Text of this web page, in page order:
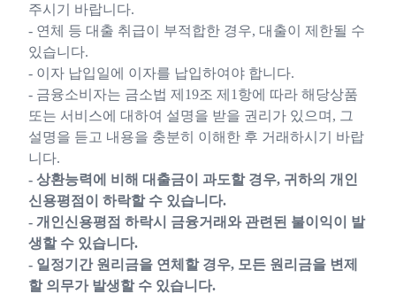
주시기 바랍니다.
- 연체 등 대출 취급이 부적합한 경우, 대출이 제한될 수
있습니다.
- 이자 납입일에 이자를 납입하여야 합니다.
- 금융소비자는 금소법 제19조 제1항에 따라 해당상품
또는 서비스에 대하여 설명을 받을 권리가 있으며, 그
설명을 듣고 내용을 충분히 이해한 후 거래하시기 바랍
니다.
- 상환능력에 비해 대출금이 과도할 경우, 귀하의 개인
신용평점이 하락할 수 있습니다.
- 개인신용평점 하락시 금융거래와 관련된 불이익이 발
생할 수 있습니다.
- 일정기간 원리금을 연체할 경우, 모든 원리금을 변제
할 의무가 발생할 수 있습니다.